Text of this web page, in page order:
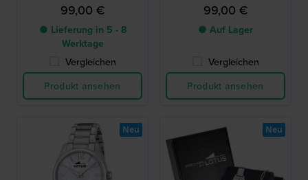
99,00 €
● Lieferung in 5 - 8
Werktage
Vergleichen
Produkt ansehen
99,00 €
● Auf Lager
Vergleichen
Produkt ansehen
Neu Neu